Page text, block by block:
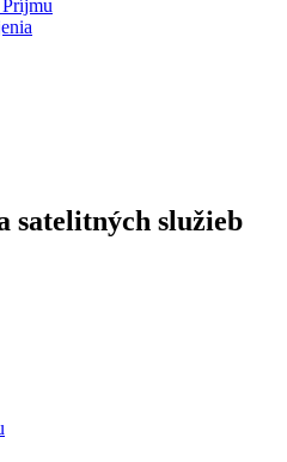
satelitných služieb